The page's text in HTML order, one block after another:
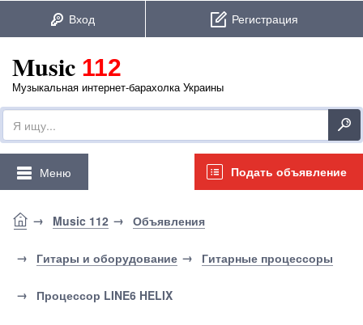
Music 112
Музыкальная интернет-барахолка Украины
Подать объявление
Меню
Music 112 Объявления
Гитары и оборудование Гитарные процессоры
Процессор LINE6 HELIX